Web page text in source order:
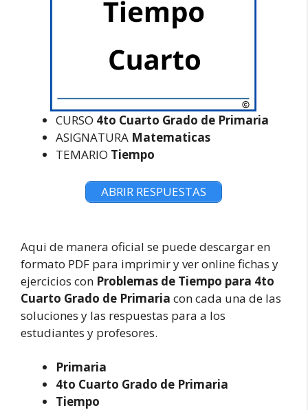
CURSO 4to Cuarto Grado de Primaria
ASIGNATURA Matematicas
TEMARIO Tiempo
ABRIR RESPUESTAS
Aqui de manera oficial se puede descargar en
formato PDF para imprimir y ver online fichas y
ejercicios con Problemas de Tiempo para 4to
Cuarto Grado de Primaria con cada una de las
soluciones y las respuestas para a los
estudiantes y profesores.
Primaria
4to Cuarto Grado de Primaria
Tiempo